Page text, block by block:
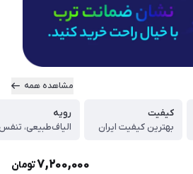
مشاهده همه
کیفیت
بهترین کیفیت ایران
رویه
الیاف‌طبیعی،
7,200,000تومان